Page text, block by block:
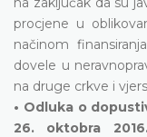
procjene u
načinom
dovele u
na druge crkve i
• Odluka o
26. oktobra